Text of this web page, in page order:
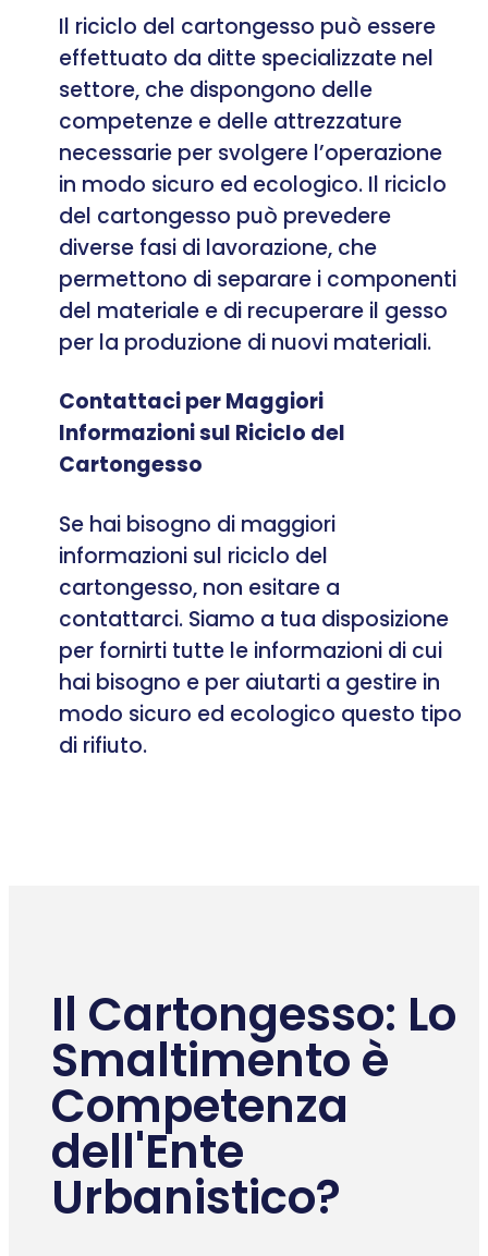
Il riciclo del cartongesso può essere
effettuato da ditte specializzate nel
settore, che dispongono delle
competenze e delle attrezzature
necessarie per svolgere l’operazione
in modo sicuro ed ecologico. Il riciclo
del cartongesso può prevedere
diverse fasi di lavorazione, che
permettono di separare i componenti
del materiale e di recuperare il gesso
per la produzione di nuovi materiali.
Contattaci per Maggiori
Informazioni sul Riciclo del
Cartongesso
Se hai bisogno di maggiori
informazioni sul riciclo del
cartongesso, non esitare a
contattarci. Siamo a tua disposizione
per fornirti tutte le informazioni di cui
hai bisogno e per aiutarti a gestire in
modo sicuro ed ecologico questo tipo
di rifiuto.
Il Cartongesso: Lo
Smaltimento è
Competenza
dell'Ente
Urbanistico?